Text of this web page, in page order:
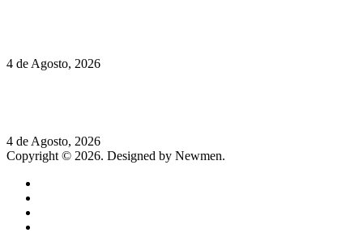
4 de Agosto, 2026
4 de Agosto, 2026
Copyright © 2026. Designed by Newmen.